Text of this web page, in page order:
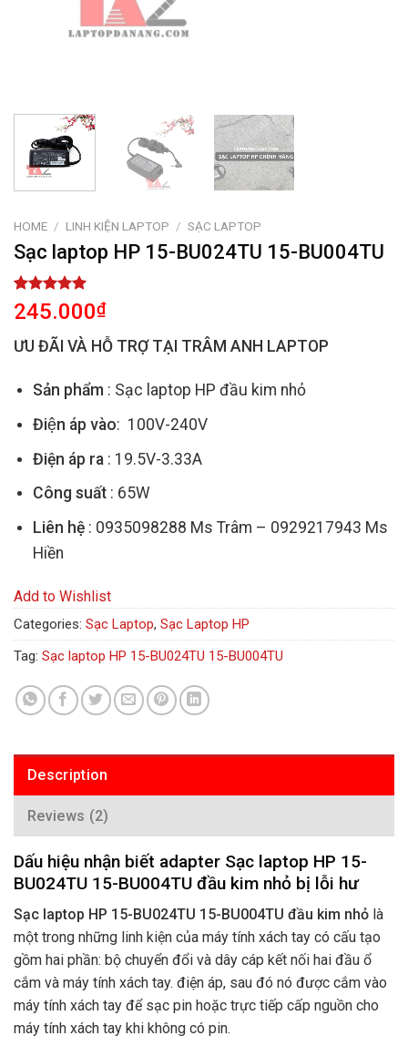
HOME / LINH KIỆN LAPTOP / SẠC LAPTOP
Sạc laptop HP 15-BU024TU 15-BU004TU
Rated 5.00
out of 5
based on
2
customer
245.000₫
ƯU ĐÃI VÀ HỖ TRỢ TẠI TRÂM ANH LAPTOP
Sản phẩm : Sạc laptop HP đầu kim nhỏ
Điện áp vào: 100V-240V
Điện áp ra: 19.5V-3.33A
Công suất: 65W
Liên hệ: 0935098288 Ms Trâm – 0929217943 Ms
Hiền
Add to Wishlist
Categories: Sạc Laptop, Sạc Laptop HP
Tag: Sạc laptop HP 15-BU024TU 15-BU004TU
Description
Reviews (2)
Dấu hiệu nhận biết adapter Sạc laptop HP 15-
BU024TU 15-BU004TU đầu kim nhỏ bị lỗi hư
Sạc laptop HP 15-BU024TU 15-BU004TU đầu kim nhỏ là
một trong những linh kiện của máy tính xách tay có cấu tạo
gồm hai phần: bộ chuyển đổi và dây cáp kết nối hai đầu ổ
cắm và máy tính xách tay. điện áp, sau đó nó được cắm vào
máy tính xách tay để sạc pin hoặc trực tiếp cấp nguồn cho
máy tính xách tay khi không có pin.